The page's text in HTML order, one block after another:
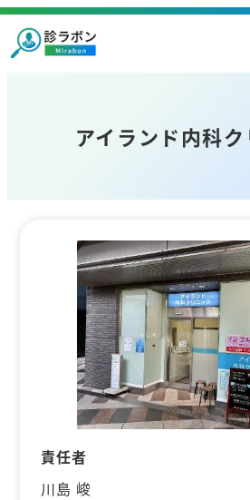
アイランド内科
責任者
川島 峻